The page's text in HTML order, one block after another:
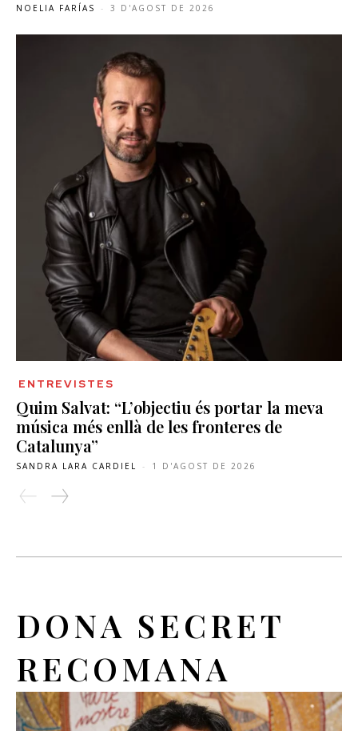
NOELIA FARÍAS - 3 D'AGOST DE 2026
ENTREVISTES
Quim Salvat: “L’objectiu és portar la meva
música més enllà de les fronteres de
Catalunya”
SANDRA LARA CARDIEL - 1 D'AGOST DE 2026
DONA SECRET
RECOMANA